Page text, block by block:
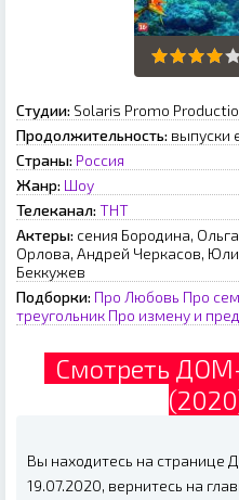
Студии: Solaris Promo
Продолжительность: выпуски
Страны: Россия
Жанр: Шоу
Телеканал: ТНТ
Актеры: сения Бородина,
Орлова, Андрей Черкасов,
Беккужев
Подборки: Про Любовь Про
треугольник Про измену и
Смотреть
Вы находитесь на
19.07.2020, вернитесь на